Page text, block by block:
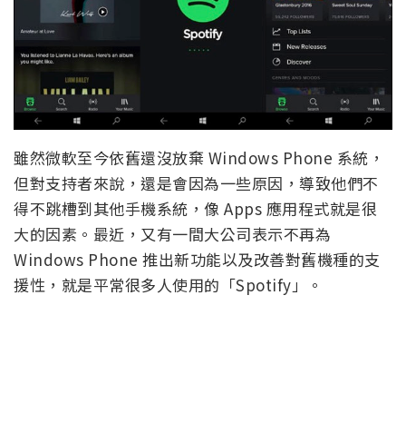
雖然微軟至今依舊還沒放棄 Windows Phone 系統，
但對支持者來說，還是會因為一些原因，導致他們不
得不跳槽到其他手機系統，像 Apps 應用程式就是很
大的因素。最近，又有一間大公司表示不再為
Windows Phone 推出新功能以及改善對舊機種的支
援性，就是平常很多人使用的「Spotify」。